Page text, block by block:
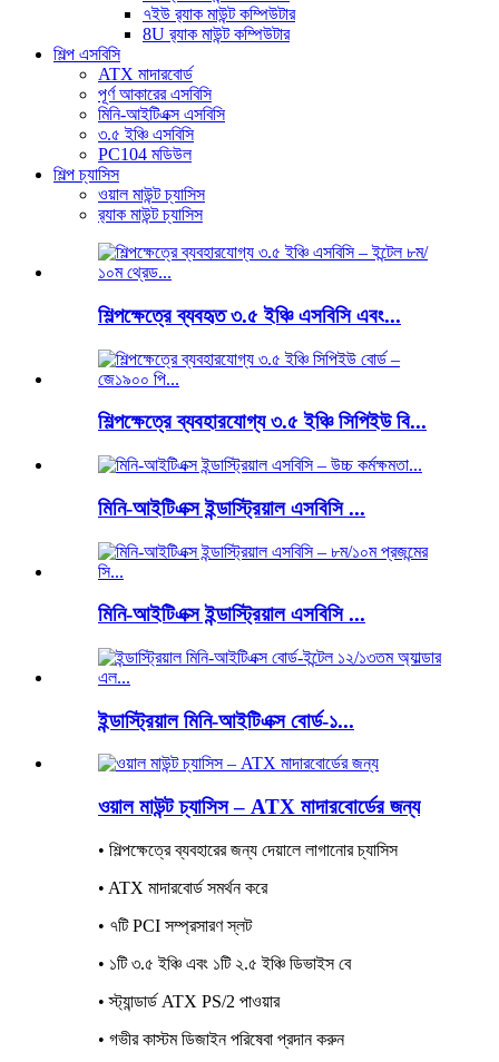
৭ইউ র‍্যাক মাউন্ট কম্পিউটার
8U র‍্যাক মাউন্ট কম্পিউটার
শিল্প এসবিসি
ATX মাদারবোর্ড
পূর্ণ আকারের এসবিসি
মিনি-আইটিএক্স এসবিসি
৩.৫ ইঞ্চি এসবিসি
PC104 মডিউল
শিল্প চ্যাসিস
ওয়াল মাউন্ট চ্যাসিস
র‍্যাক মাউন্ট চ্যাসিস
শিল্পক্ষেত্রে ব্যবহৃত ৩.৫ ইঞ্চি এসবিসি এবং...
শিল্পক্ষেত্রে ব্যবহারযোগ্য ৩.৫ ইঞ্চি সিপিইউ বি...
মিনি-আইটিএক্স ইন্ডাস্ট্রিয়াল এসবিসি ...
মিনি-আইটিএক্স ইন্ডাস্ট্রিয়াল এসবিসি ...
ইন্ডাস্ট্রিয়াল মিনি-আইটিএক্স বোর্ড-১...
ওয়াল মাউন্ট চ্যাসিস – ATX মাদারবোর্ডের জন্য
• শিল্পক্ষেত্রে ব্যবহারের জন্য দেয়ালে লাগানোর চ্যাসিস
• ATX মাদারবোর্ড সমর্থন করে
• ৭টি PCI সম্প্রসারণ স্লট
• ১টি ৩.৫ ইঞ্চি এবং ১টি ২.৫ ইঞ্চি ডিভাইস বে
• স্ট্যান্ডার্ড ATX PS/2 পাওয়ার
• গভীর কাস্টম ডিজাইন পরিষেবা প্রদান করুন